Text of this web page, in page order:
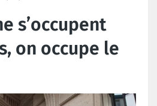
s’occupent
on occupe le